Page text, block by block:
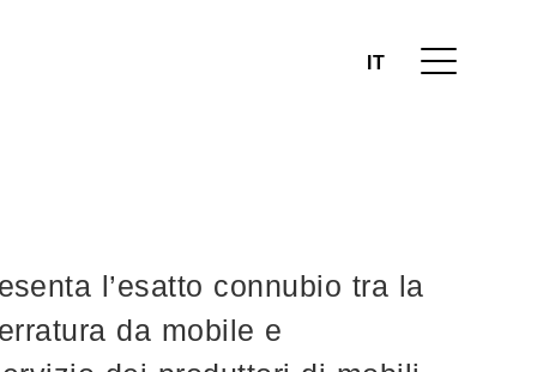
IT
l’esatto connubio tra la
da mobile e